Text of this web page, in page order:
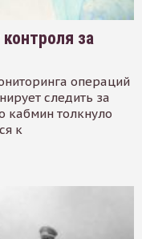
за
операций
следить за
кабмин толкнуло
к